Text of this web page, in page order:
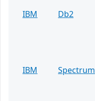
IBM
Db2
IBM
Spectrum